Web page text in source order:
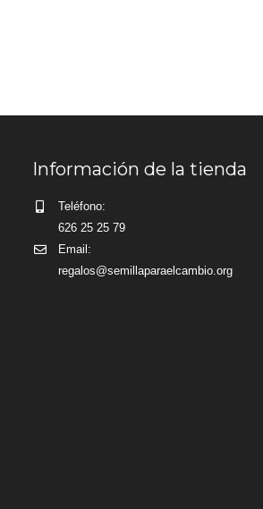
Información de la tienda
Teléfono:
626 25 25 79
Email:
regalos@semillaparaelcambio.org